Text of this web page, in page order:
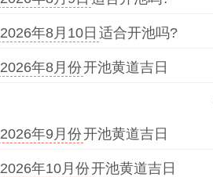
2026年8月10日 适合开池吗?
2026年8月份开池黄道吉日
2026年9月份开池黄道吉日
2026年10月份开池黄道吉日